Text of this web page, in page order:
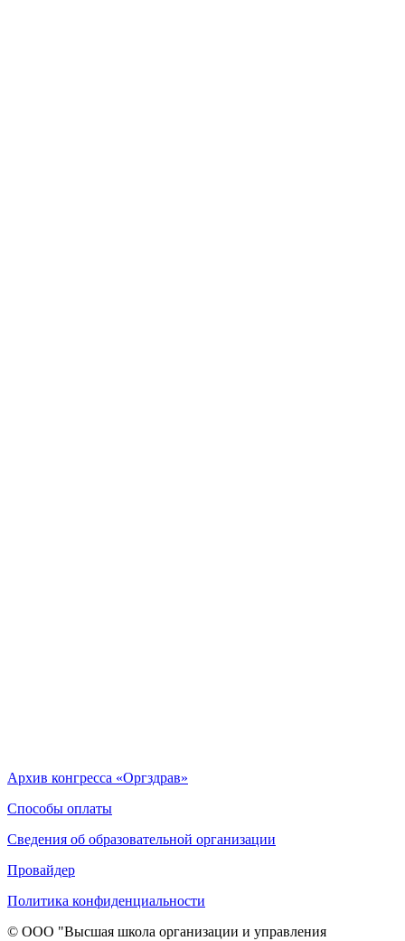
Архив конгресса «Оргздрав»
Способы оплаты
Сведения об образовательной организации
Провайдер
Политика конфиденциальности
© ООО "Высшая школа организации и управления